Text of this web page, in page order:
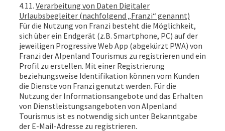
4.11. Verarbeitung von Daten Digitaler
Urlaubsbegleiter (nachfolgend „Franzi“ genannt)
Für die Nutzung von Franzi besteht die Möglichkeit,
sich über ein Endgerät (z.B. Smartphone, PC) auf der
jeweiligen Progressive Web App (abgekürzt PWA) von
Franzi der Alpenland Tourismus zu registrieren und ein
Profil zu erstellen. Mit einer Registrierung
beziehungsweise Identifikation können vom Kunden
die Dienste von Franzi genutzt werden. Für die
Nutzung der Informationsangebote und das Erhalten
von Dienstleistungsangeboten von Alpenland
Tourismus ist es notwendig sich unter Bekanntgabe
der E-Mail-Adresse zu registrieren.